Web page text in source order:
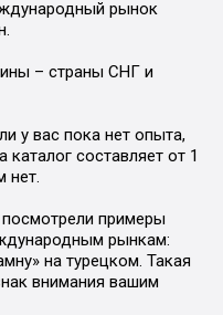
рынок
– страны СНГ и
у вас пока нет опыта,
каталог составляет от 1
нет.
примеры
рынкам:
на турецком. Такая
внимания вашим